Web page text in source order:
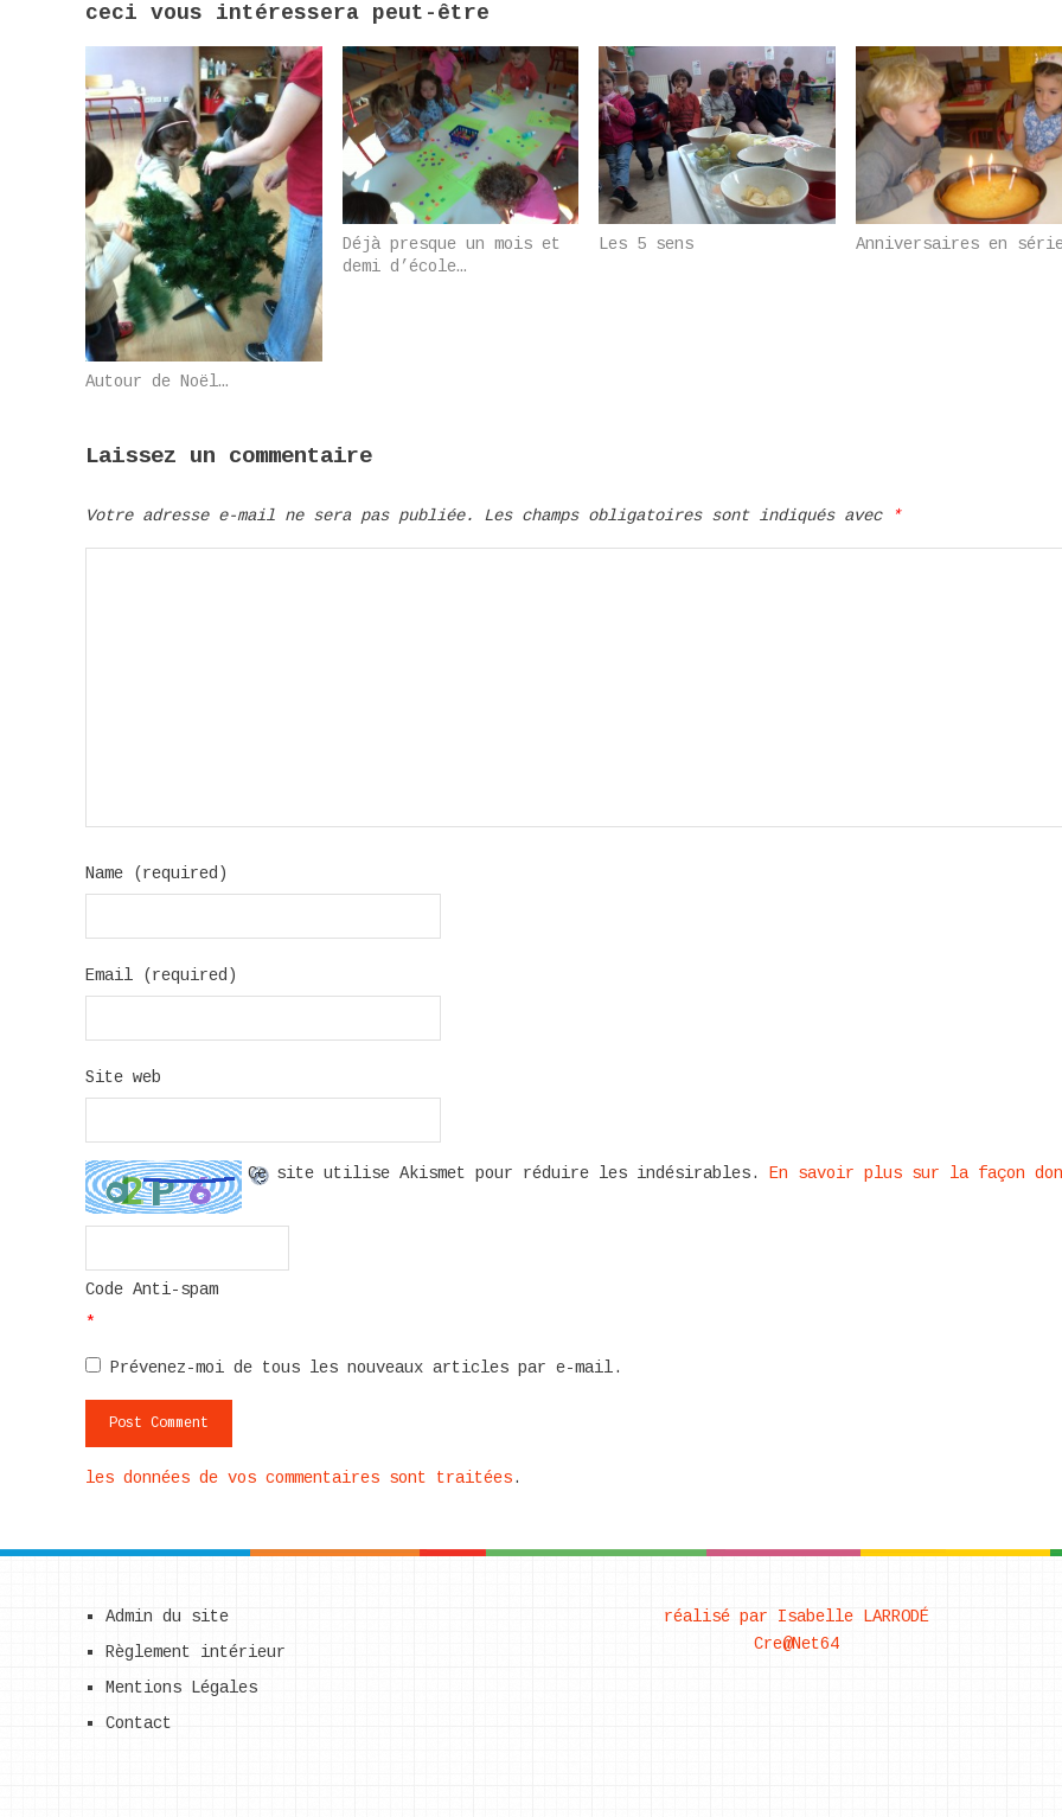
ceci vous intéressera peut-être
Autour de Noël…
Déjà presque un mois et
demi d’école…
Les 5 sens Anniversaires en
Laissez un commentaire
Votre adresse e-mail ne sera pas publiée. Les champs obligatoires sont indiqués avec *
Name (required)
Email (required)
Site web
Code Anti-spam
*
Prévenez-moi de tous les nouveaux articles par e-mail.
Ce site utilise Akismet pour réduire les indésirables. En savoir plus sur la façon
les données de vos commentaires sont traitées.
Admin du site
Règlement intérieur
Mentions Légales
Contact
réalisé par Isabelle LARRODÉ
Cre@Net64